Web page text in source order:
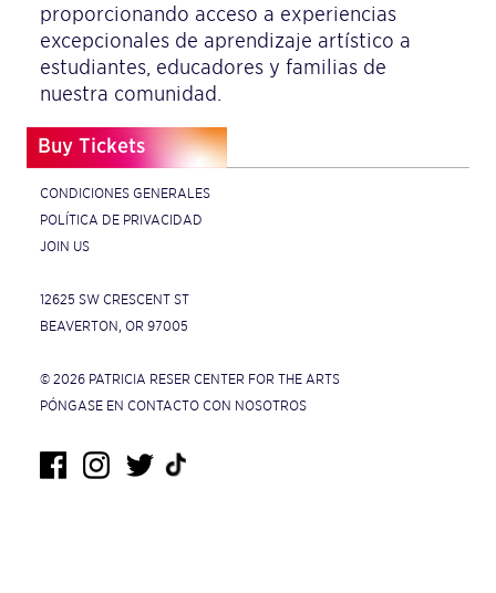
proporcionando acceso a experiencias
excepcionales de aprendizaje artístico a
estudiantes, educadores y familias de
nuestra comunidad.
Buy Tickets
CONDICIONES GENERALES
POLÍTICA DE PRIVACIDAD
JOIN US
12625 SW CRESCENT ST
BEAVERTON, OR 97005
© 2026 PATRICIA RESER CENTER FOR THE ARTS
PÓNGASE EN CONTACTO CON NOSOTROS